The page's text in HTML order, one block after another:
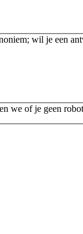
wil je een
we of je geen